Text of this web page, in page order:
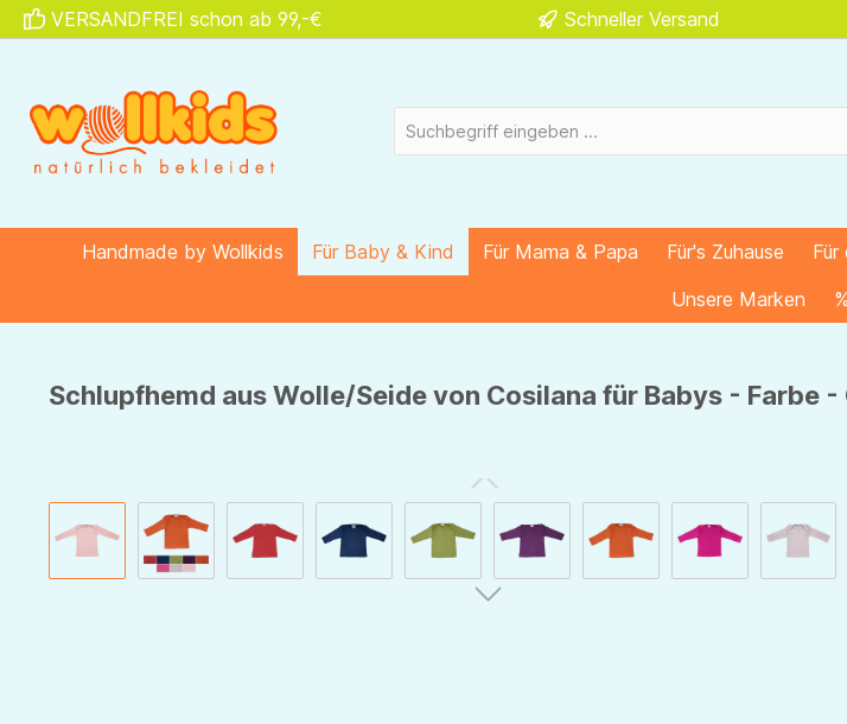
Zur Hauptnavigation springen
VERSANDFREI schon ab 99,-€ Schneller Versand
Handmade by Wollkids Für Baby & Kind Für Mama & Papa Für's Zuhause Für
Unsere Marken
Schlupfhemd aus Wolle/Seide von Cosilana für Babys - Farbe
Bildergalerie überspringen